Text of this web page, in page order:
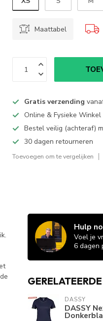
Maattabel
Gratis verzending
Online & Fysieke Winkel
Bestel veilig (achteraf)
30 dagen retourneren
Toevoegen om te vergelijken
Hulp
Voel je
6 dagen
DASSY
DASSY